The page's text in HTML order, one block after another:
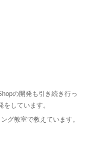
の開発も引き続き行っ
しています。
グ教室で教えています。